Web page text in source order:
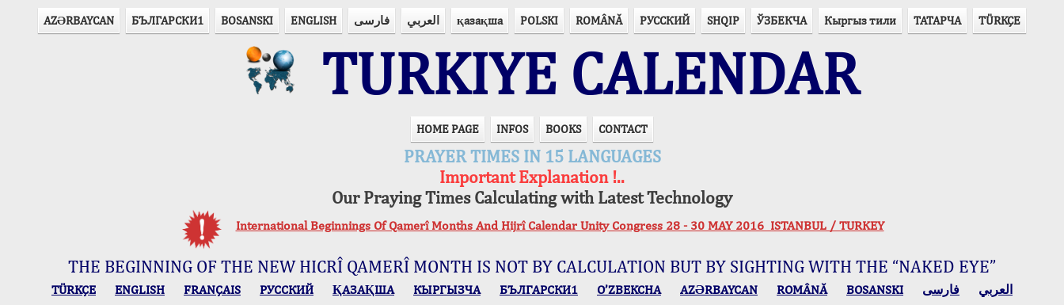
AZӘRBAYCAN БЪЛГАРСКИ1 BOSANSKI ENGLISH فارسی العربي қазақша POLSKI ROMÂNĂ РУССКИЙ SHQIP ЎЗБЕКЧА Кыргыз тили ТАТАРЧА TÜRKÇE
TURKIYE CALENDAR
HOME PAGE INFOS BOOKS CONTACT
PRAYER TIMES IN 15 LANGUAGES
Important Explanation !..
Our Praying Times Calculating with Latest Technology
International Beginnings Of Qamerî Months And Hijrî Calendar Unity Congress 28 - 30 MAY 2016 ISTANBUL / TURKEY
THE BEGINNING OF THE NEW HICRÎ QAMERÎ MONTH IS NOT BY CALCULATION BUT BY SIGHTING WITH THE “NAKED EYE”
TÜRKÇE ENGLISH FRANÇAIS РУССКИЙ ҚАЗАҚША КЫPГЫЗЧA БЪЛГАРСКИ1 O’ZBEKCHA AZӘRBAYCAN ROMÂNĂ BOSANSKI العربي فارسی